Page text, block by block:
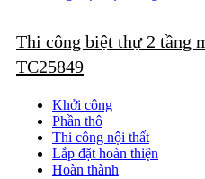
Thi công biệt thự 2 tầng
TC25849
Khởi công
Phần thô
Thi công nội thất
Lắp đặt hoàn thiện
Hoàn thành